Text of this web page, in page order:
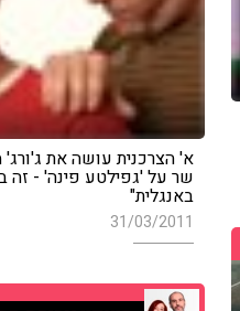
א' הצרכנית עושה את ג'ורג'
שר על 'גפילטע פינה' - זה
באנגלית"
31/03/2011